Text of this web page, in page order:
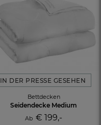
IN DER PRESSE GESEHEN
Bettdecken
Seidendecke Medium
Ab€ 199,-